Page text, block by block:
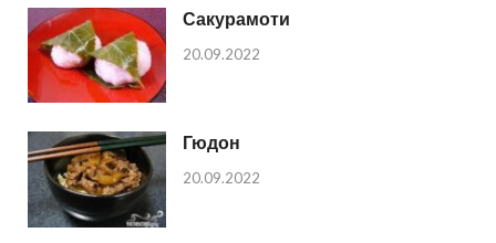
Сакурамоти
20.09.2022
Гюдон
20.09.2022